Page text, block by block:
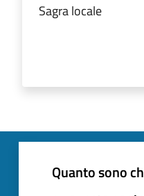
Sagra locale
Quanto sono